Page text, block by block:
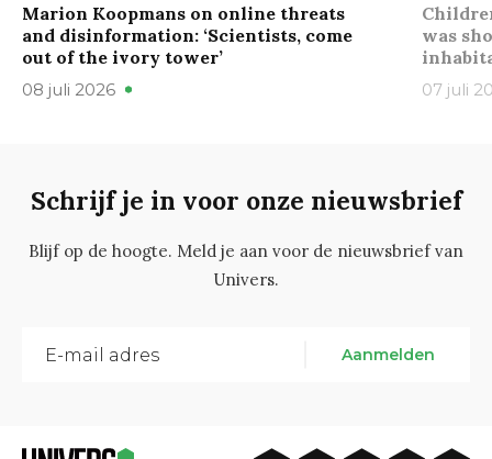
Marion Koopmans on online threats
and disinformation: ‘Scientists, come
out of the ivory tower’
08 juli 2026
was
07 juli
Schrijf je in voor onze nieuwsbrief
Blijf op de hoogte. Meld je aan voor de nieuwsbrief van
Univers.
Aanmelden